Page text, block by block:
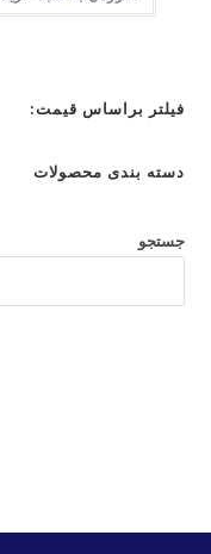
فیلتر براساس قیمت:
دسته بندی محصولات
جستجو